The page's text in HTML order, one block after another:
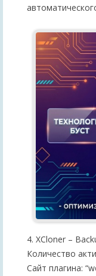
4. XCloner –
Количество
Сайт плагина: